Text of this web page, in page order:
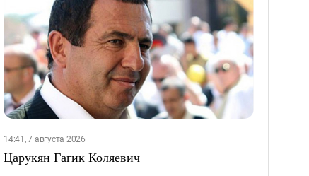
14:41, 7 августа 2026
Царукян Гагик Коляевич